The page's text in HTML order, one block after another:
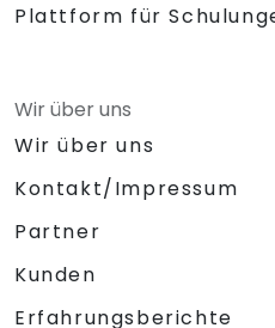
Plattform für
Wir über uns
Wir über uns
Kontakt/Impressum
Partner
Kunden
Erfahrungsberichte